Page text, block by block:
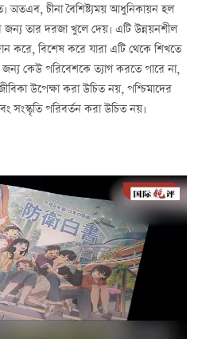
চীনা বৈশিষ্ট্যময় আধুনিকায়ন হল
তার দরজা খুলে দেয়। এটি উন্নয়নশীল
করে, বিশেষ করে যারা এটি থেকে শিখতে
কেউ পরিবেশকে ত্যাগ করতে পারে না,
উপেক্ষা করা উচিত নয়, পশ্চিমাদের
সংস্কৃতি পরিবর্তন করা উচিত নয়।